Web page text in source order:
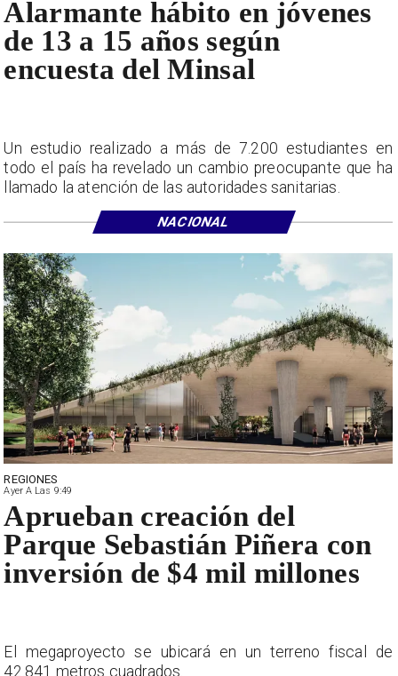
REGIONES
Ayer A Las 9:49
Aprueban creación del
Parque Sebastián Piñera con
inversión de $4 mil millones
El megaproyecto se ubicará en un terreno fiscal de
42.841 metros cuadrados.
Alarmante hábito en jóvenes
de 13 a 15 años según
encuesta del Minsal
Un estudio realizado a más de 7.200 estudiantes en
todo el país ha revelado un cambio preocupante que ha
llamado la atención de las autoridades sanitarias.
NACIONAL